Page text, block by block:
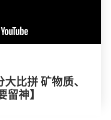
大比拼 矿物质、
神】